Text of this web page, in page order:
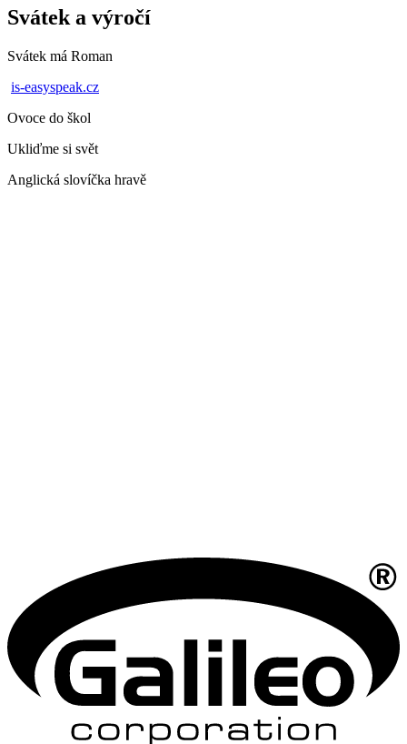
Svátek a výročí
Svátek má Roman
is-easyspeak.cz
Ovoce do škol
Ukliďme si svět
Anglická slovíčka hravě